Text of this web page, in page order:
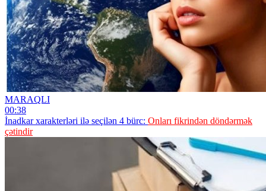
MARAQLI
00:38
İnadkar xarakterləri ilə seçilən 4 bürc: Onları fikrindən döndərmək
çətindir